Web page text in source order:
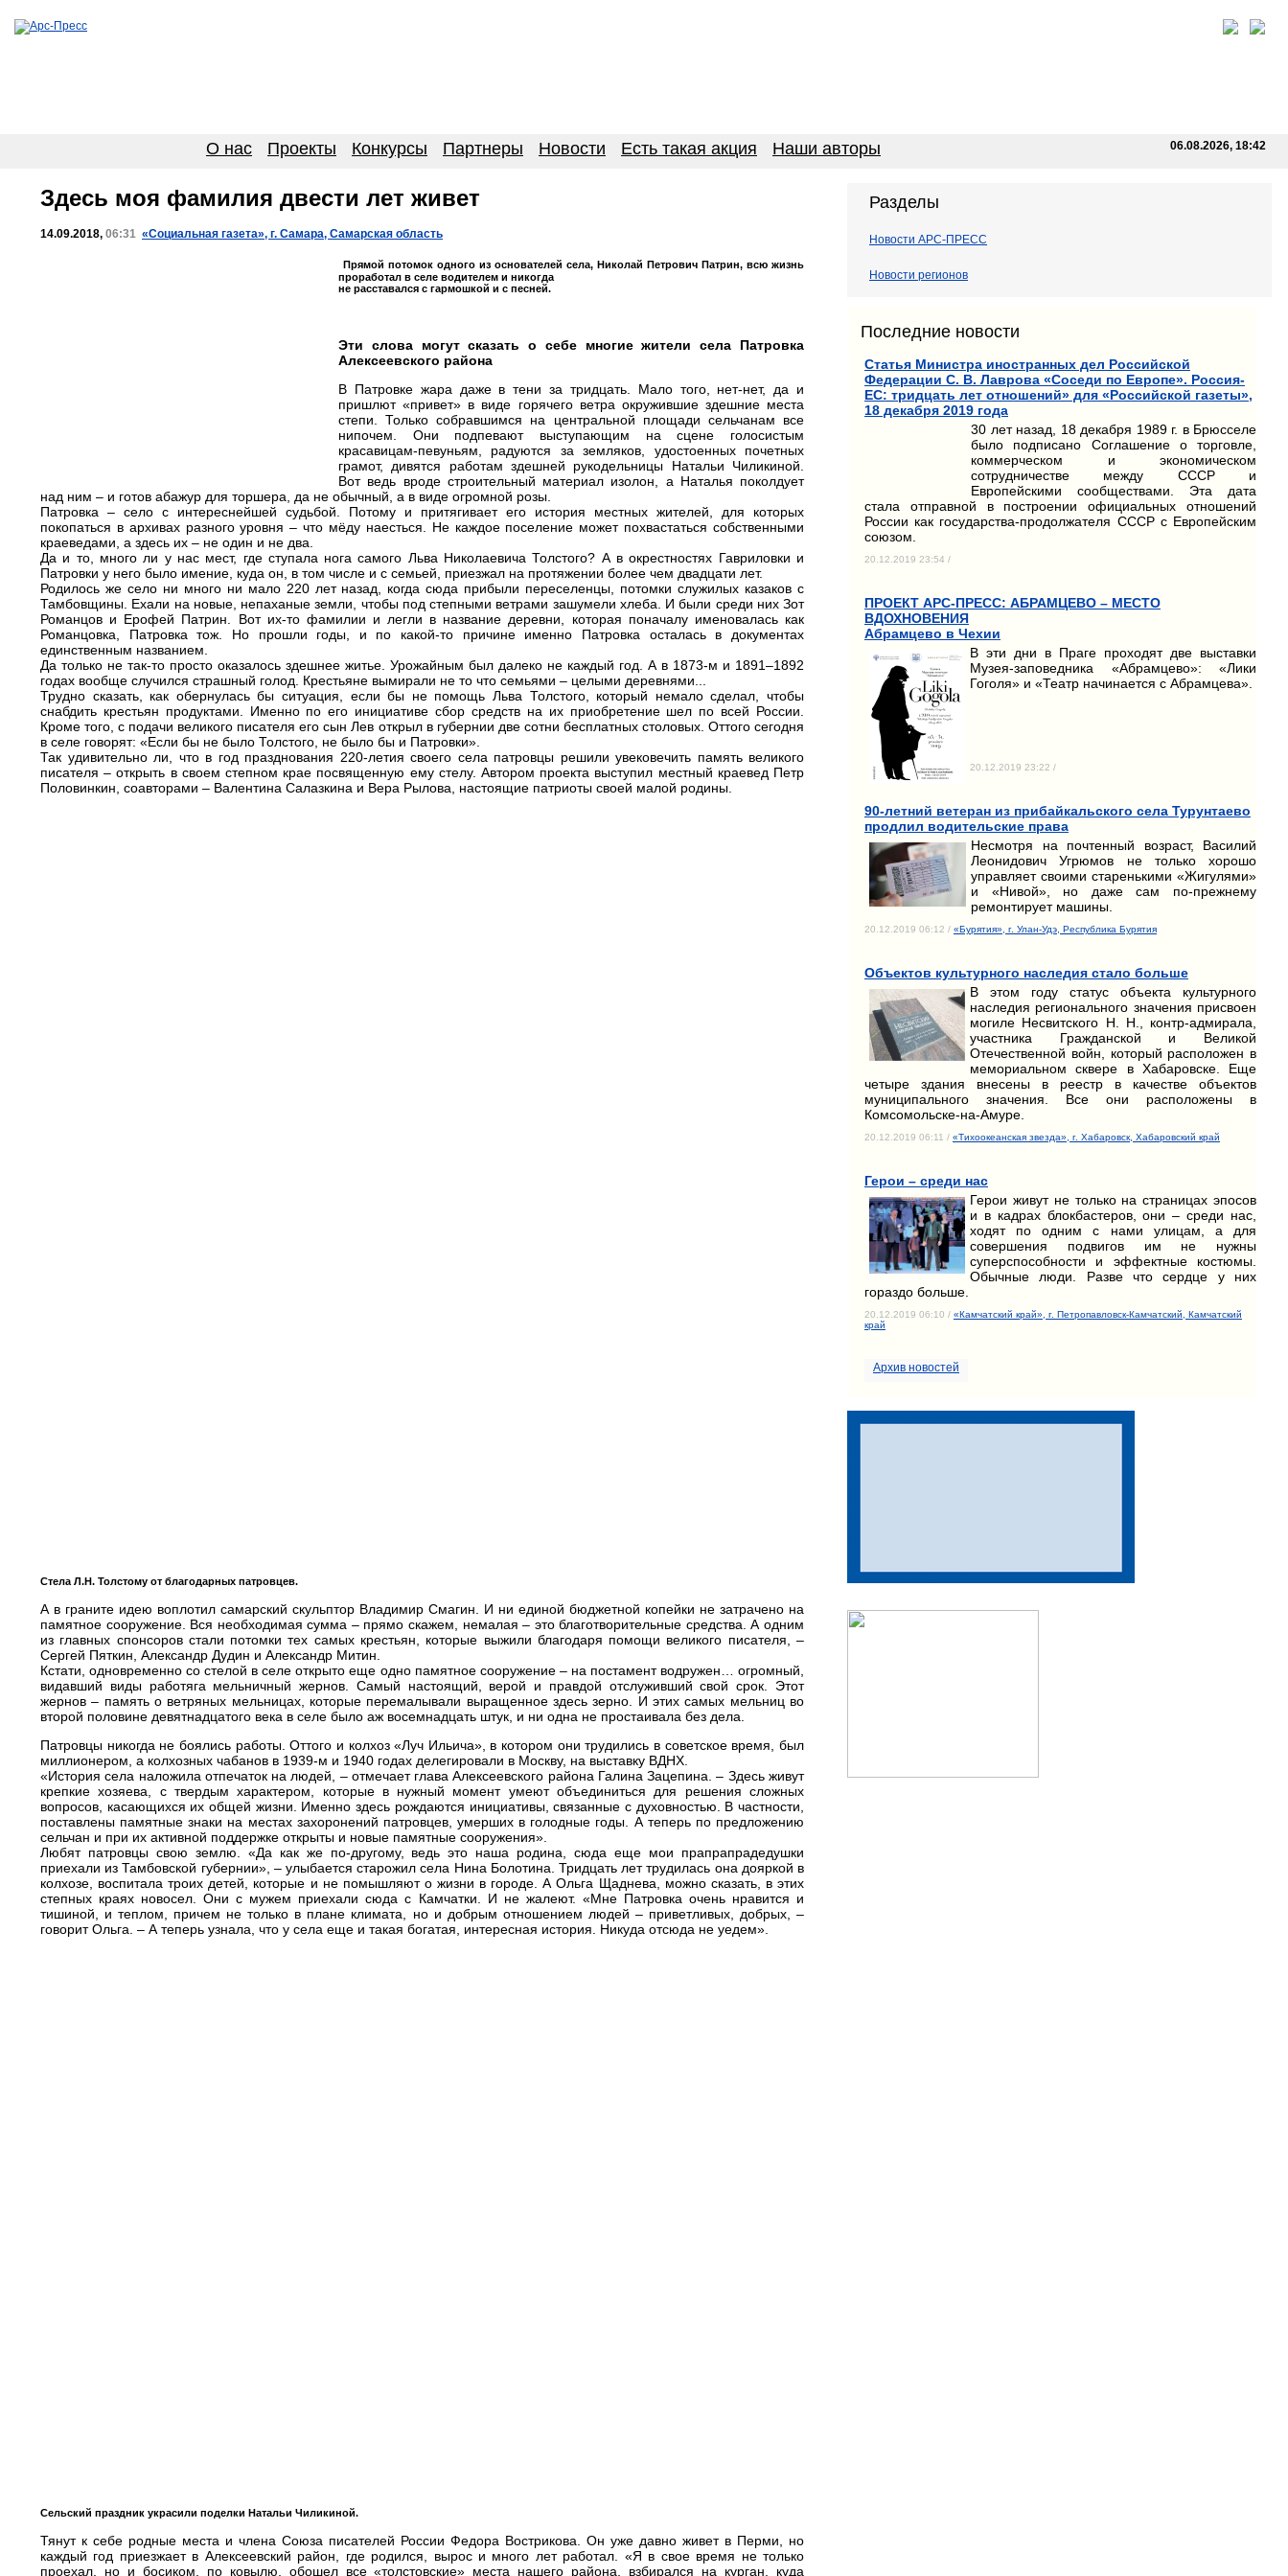
О нас Проекты Конкурсы Партнеры Новости Есть такая акция Наши авторы 06.08.2026, 18:42
Здесь моя фамилия двести лет живет
14.09.2018, 06:31 «Социальная газета», г. Самара, Самарская область
Прямой потомок одного из основателей села, Николай Петрович Патрин, всю жизнь
проработал в селе водителем и никогда
не расставался с гармошкой и с песней.
Эти слова могут сказать о себе многие жители села Патровка
Алексеевского района
В Патровке жара даже в тени за тридцать. Мало того, нет-нет, да и
пришлют «привет» в виде горячего ветра окружившие здешние места
степи. Только собравшимся на центральной площади сельчанам все
нипочем. Они подпевают выступающим на сцене голосистым
красавицам-певуньям, радуются за земляков, удостоенных почетных
грамот, дивятся работам здешней рукодельницы Натальи Чиликиной.
Вот ведь вроде строительный материал изолон, а Наталья поколдует
над ним – и готов абажур для торшера, да не обычный, а в виде огромной розы.
Патровка – село с интереснейшей судьбой. Потому и притягивает его история местных жителей, для которых
покопаться в архивах разного уровня – что мёду наесться. Не каждое поселение может похвастаться собственными
краеведами, а здесь их – не один и не два.
Да и то, много ли у нас мест, где ступала нога самого Льва Николаевича Толстого? А в окрестностях Гавриловки и
Патровки у него было имение, куда он, в том числе и с семьей, приезжал на протяжении более чем двадцати лет.
Родилось же село ни много ни мало 220 лет назад, когда сюда прибыли переселенцы, потомки служилых казаков с
Тамбовщины. Ехали на новые, непаханые земли, чтобы под степными ветрами зашумели хлеба. И были среди них Зот
Романцов и Ерофей Патрин. Вот их-то фамилии и легли в название деревни, которая поначалу именовалась как
Романцовка, Патровка тож. Но прошли годы, и по какой-то причине именно Патровка осталась в документах
единственным названием.
Да только не так-то просто оказалось здешнее житье. Урожайным был далеко не каждый год. А в 1873‑м и 1891–1892
годах вообще случился страшный голод. Крестьяне вымирали не то что семьями – целыми деревнями...
Трудно сказать, как обернулась бы ситуация, если бы не помощь Льва Толстого, который немало сделал, чтобы
снабдить крестьян продуктами. Именно по его инициативе сбор средств на их приобретение шел по всей России.
Кроме того, с подачи великого писателя его сын Лев открыл в губернии две сотни бесплатных столовых. Оттого сегодня
в селе говорят: «Если бы не было Толстого, не было бы и Патровки».
Так удивительно ли, что в год празднования 220-летия своего села патровцы решили увековечить память великого
писателя – открыть в своем степном крае посвященную ему стелу. Автором проекта выступил местный краевед Петр
Половинкин, соавторами – Валентина Салазкина и Вера Рылова, настоящие патриоты своей малой родины.
Стела Л.Н. Толстому от благодарных патровцев.
А в граните идею воплотил самарский скульптор Владимир Смагин. И ни единой бюджетной копейки не затрачено на
памятное сооружение. Вся необходимая сумма – прямо скажем, немалая – это благотворительные средства. А одним
из главных спонсоров стали потомки тех самых крестьян, которые выжили благодаря помощи великого писателя, –
Сергей Пяткин, Александр Дудин и Александр Митин.
Кстати, одновременно со стелой в селе открыто еще одно памятное сооружение – на постамент водружен… огромный,
видавший виды работяга мельничный жернов. Самый настоящий, верой и правдой отслуживший свой срок. Этот
жернов – память о ветряных мельницах, которые перемалывали выращенное здесь зерно. И этих самых мельниц во
второй половине девятнадцатого века в селе было аж восемнадцать штук, и ни одна не простаивала без дела.
Патровцы никогда не боялись работы. Оттого и колхоз «Луч Ильича», в котором они трудились в советское время, был
миллионером, а колхозных чабанов в 1939-м и 1940 годах делегировали в Москву, на выставку ВДНХ.
«История села наложила отпечаток на людей, – отмечает глава Алексеевского района Галина Зацепина. – Здесь живут
крепкие хозяева, с твердым характером, которые в нужный момент умеют объединиться для решения сложных
вопросов, касающихся их общей жизни. Именно здесь рождаются инициативы, связанные с духовностью. В частности,
поставлены памятные знаки на местах захоронений патровцев, умерших в голодные годы. А теперь по предложению
сельчан и при их активной поддержке открыты и новые памятные со­оружения».
Любят патровцы свою землю. «Да как же по-другому, ведь это наша родина, сюда еще мои прапрапрадедушки
приехали из Тамбовской губернии», – улыбается старожил села Нина Болотина. Тридцать лет трудилась она дояркой в
колхозе, воспитала троих детей, которые и не помышляют о жизни в городе. А Ольга Щаднева, можно сказать, в этих
степных краях новосел. Они с мужем приехали сюда с Камчатки. И не жалеют. «Мне Патровка очень нравится и
тишиной, и теплом, причем не только в плане климата, но и добрым отношением людей – приветливых, добрых, –
говорит Ольга. – А теперь узнала, что у села еще и такая богатая, интересная история. Никуда отсюда не уедем».
Сельский праздник украсили поделки Натальи Чиликиной.
Тянут к себе родные места и члена Союза писателей России Федора Вострикова. Он уже давно живет в Перми, но
каждый год приезжает в Алексеевский район, где родился, вырос и много лет работал. «Я в свое время не только
проехал, но и босиком, по ковылю, обошел все «толстовские» места нашего района, взбирался на курган, куда
Разделы
Новости АРС-ПРЕСС
Новости регионов
Последние новости
Статья Министра иностранных дел Российской
Федерации С. В. Лаврова «Соседи по Европе». Россия-
ЕС: тридцать лет отношений» для «Российской газеты»,
18 декабря 2019 года
30 лет назад, 18 декабря 1989 г. в Брюсселе
было подписано Соглашение о торговле,
коммерческом и экономическом
сотрудничестве между СССР и
Европейскими сообществами. Эта дата
стала отправной в построении официальных отношений
России как государства-продолжателя СССР с Европейским
союзом.
20.12.2019 23:54 /
ПРОЕКТ АРС-ПРЕСС: АБРАМЦЕВО – МЕСТО
ВДОХНОВЕНИЯ
Абрамцево в Чехии
В эти дни в Праге проходят две выставки
Музея-заповедника «Абрамцево»: «Лики
Гоголя» и «Театр начинается с Абрамцева».
20.12.2019 23:22 /
90-летний ветеран из прибайкальского села Турунтаево
продлил водительские права
Несмотря на почтенный возраст, Василий
Леонидович Угрюмов не только хорошо
управляет своими старенькими «Жигулями»
и «Нивой», но даже сам по-прежнему
ремонтирует машины.
20.12.2019 06:12 / «Бурятия», г. Улан-Удэ, Республика Бурятия
Объектов культурного наследия стало больше
В этом году статус объекта культурного
наследия регионального значения присвоен
могиле Несвитского Н. Н., контр-адмирала,
участника Гражданской и Великой
Отечественной войн, который расположен в
мемориальном сквере в Хабаровске. Еще
четыре здания внесены в реестр в качестве объектов
муниципального значения. Все они расположены в
Комсомольске-на-Амуре.
20.12.2019 06:11 / «Тихоокеанская звезда», г. Хабаровск, Хабаровский край
Герои – среди нас
Герои живут не только на страницах эпосов
и в кадрах блокбастеров, они – среди нас,
ходят по одним с нами улицам, а для
совершения подвигов им не нужны
суперспособности и эффектные костюмы.
Обычные люди. Разве что сердце у них
гораздо больше.
20.12.2019 06:10 / «Камчатский край», г. Петропавловск-Камчатский, Камчатский
край
Архив новостей